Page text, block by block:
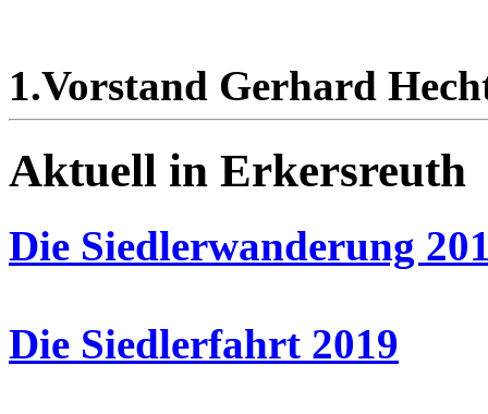
1.Vorstand Gerhard
Aktuell in Erkersreuth
Die Siedlerwanderung
Die Siedlerfahrt 2019